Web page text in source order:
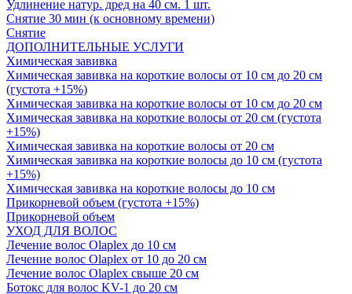
Удлинение натур. дред на 40 см. 1 шт.
Снятие 30 мин (к основному времени)
Снятие
ДОПОЛНИТЕЛЬНЫЕ УСЛУГИ
Химическая завивка
Химическая завивка на короткие волосы от 10 см до 20 см
(густота +15%)
Химическая завивка на короткие волосы от 10 см до 20 см
Химическая завивка на короткие волосы от 20 см (густота
+15%)
Химическая завивка на короткие волосы от 20 см
Химическая завивка на короткие волосы до 10 см (густота
+15%)
Химическая завивка на короткие волосы до 10 см
Прикорневой объем (густота +15%)
Прикорневой объем
УХОД ДЛЯ ВОЛОС
Лечение волос Olapleх до 10 см
Лечение волос Olapleх от 10 до 20 см
Лечение волос Olapleх свыше 20 см
Ботокс для волос KV-1 до 20 см